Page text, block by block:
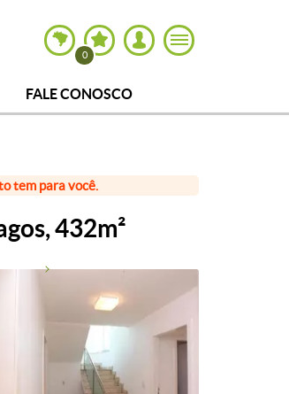
0
FALE CONOSCO
tem para você.
432m²